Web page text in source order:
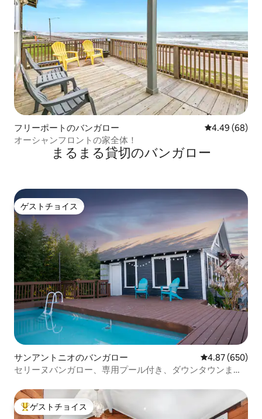
フリーポートのバンガロー レビュー68件
4.49 (68)
オーシャンフロントの家全体！
まるまる貸切のバンガロー
ゲストチョイス
ゲストチョイス
サンアントニオのバンガロー レビュー650
4.87 (650)
セリーヌバンガロー、専用プール付き、ダウンタウンまで
大好評のゲストチョイスです。
ゲストチョイス